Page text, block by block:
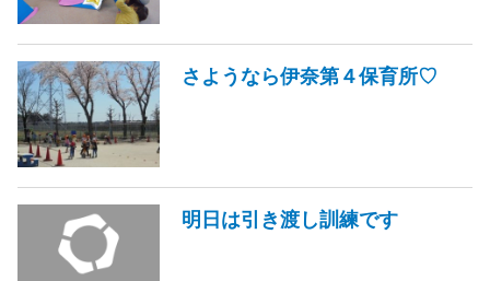
さようなら伊奈第４保育所♡
明日は引き渡し訓練です